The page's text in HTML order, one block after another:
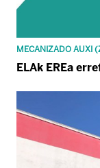
MECANIZADO AUXI
ELAk EREa